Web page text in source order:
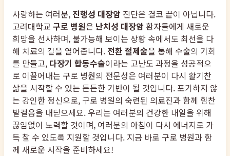
사랑하는 여러분, 진행성 대장암 진단은 결코 끝이 아닙니다.
고려대학교 구로 병원은 난치성 대장암 환자들에게 새로운
희망을 선사하며, 불가능해 보이는 상황 속에서도 최선을 다
해 치료의 길을 열어줍니다. 전환 절제술을 통해 수술의 기회
를 만들고, 다장기 합동수술이라는 고난도 과정을 성공적으
로 이끌어내는 구로 병원의 전문성은 여러분이 다시 활기찬
삶을 시작할 수 있는 든든한 기반이 될 것입니다. 포기하지 않
는 강인한 정신으로, 구로 병원의 숙련된 의료진과 함께 힘찬
발걸음을 내딛으세요. 우리는 여러분의 건강한 내일을 위해
끊임없이 노력할 것이며, 여러분의 아침이 다시 에너지로 가
득 찰 수 있도록 지원할 것입니다. 지금 바로 구로 병원과 함
께 새로운 시작을 준비하세요!